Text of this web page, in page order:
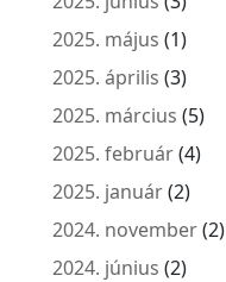
2025. május (1)
2025. április (3)
2025. március (5)
2025. február(4)
2025. január(2)
2024. november(2)
2024. június (2)